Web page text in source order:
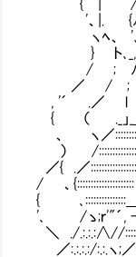
{ | /7 んﾊ ＼|
'、|. {八
ヽﾍ、 '､ wxw
} ト､
/ ; 八 ` ― ' 八 /
／ / ; ＞
, '´ .／ l （ |
{ （ ._」_＿
、 ヽ／
） /
／{ .／
/ 、{:::::::::::::::::::::ヽ
{ ､:::::::::::::::＿
'､ /ゝ;ｒ'"´, -‐ﾍ
＼ ./.:.:.:∧//:::::::|:::
／:.:.:.:/:.:.ヽ;／